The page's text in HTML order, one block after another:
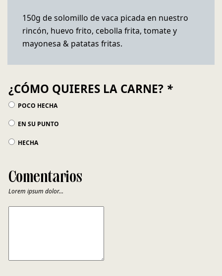
150g de solomillo de vaca picada en nuestro
rincón, huevo frito, cebolla frita, tomate y
mayonesa & patatas fritas.
¿CÓMO QUIERES LA CARNE? *
POCO HECHA
EN SU PUNTO
HECHA
Comentarios
Lorem ipsum dolor…